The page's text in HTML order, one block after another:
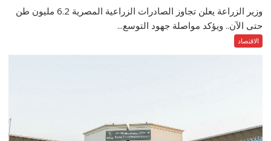
وزير الزراعة يعلن تجاوز الصادرات الزراعية المصرية 6.2 مليون طن
حتى الآن.. ويؤكد مواصلة جهود التوسع...
الاقتصاد